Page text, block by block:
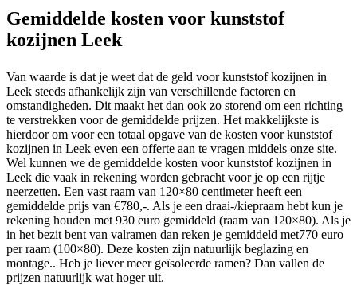
Gemiddelde kosten voor kunststof
kozijnen Leek
Van waarde is dat je weet dat de geld voor kunststof kozijnen in
Leek steeds afhankelijk zijn van verschillende factoren en
omstandigheden. Dit maakt het dan ook zo storend om een richting
te verstrekken voor de gemiddelde prijzen. Het makkelijkste is
hierdoor om voor een totaal opgave van de kosten voor kunststof
kozijnen in Leek even een offerte aan te vragen middels onze site.
Wel kunnen we de gemiddelde kosten voor kunststof kozijnen in
Leek die vaak in rekening worden gebracht voor je op een rijtje
neerzetten. Een vast raam van 120×80 centimeter heeft een
gemiddelde prijs van €780,-. Als je een draai-/kiepraam hebt kun je
rekening houden met 930 euro gemiddeld (raam van 120×80). Als je
in het bezit bent van valramen dan reken je gemiddeld met770 euro
per raam (100×80). Deze kosten zijn natuurlijk beglazing en
montage.. Heb je liever meer geïsoleerde ramen? Dan vallen de
prijzen natuurlijk wat hoger uit.